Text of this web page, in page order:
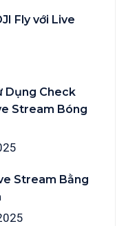
Fly với Live
Dụng Check
Stream Bóng
Stream Bằng